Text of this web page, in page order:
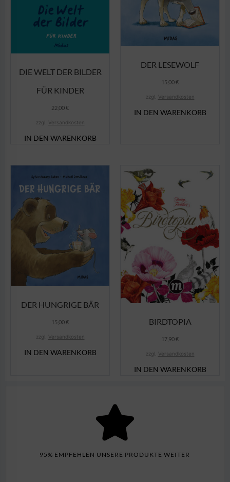
DIE WELT DER BILDER
FÜR KINDER
22,00€
zzgl. Versandkosten
IN DEN WARENKORB
DER LESEWOLF
15,00€
zzgl. Versandkosten
IN DEN WARENKORB
DER HUNGRIGE BÄR
15,00€
zzgl. Versandkosten
IN DEN WARENKORB
BIRDTOPIA
17,90€
zzgl. Versandkosten
IN DEN WARENKORB
95% EMPFEHLEN UNSERE PRODUKTE WEITER